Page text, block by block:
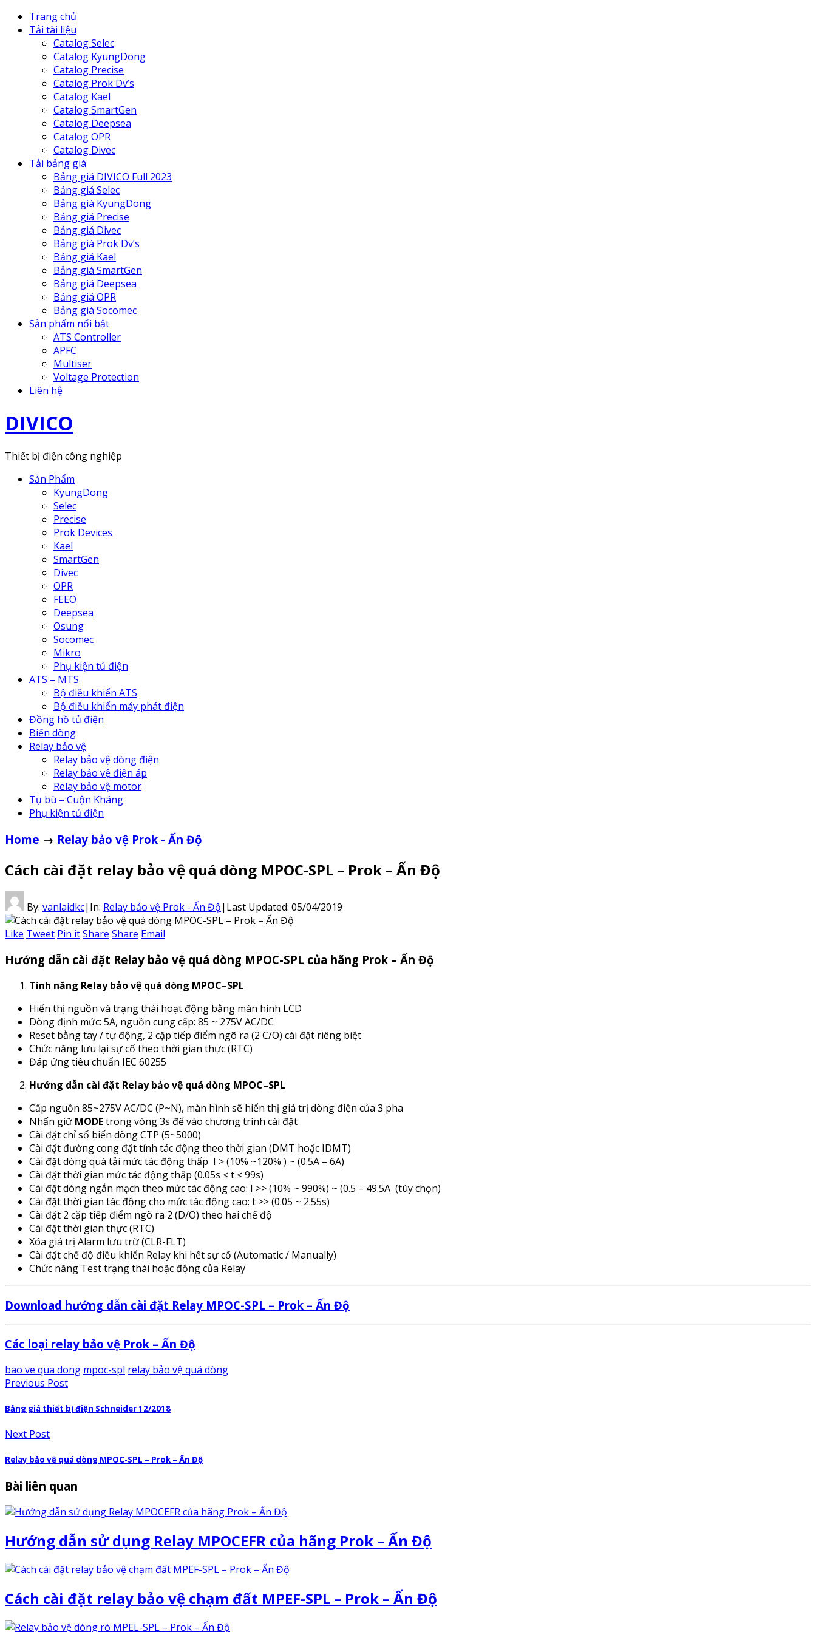
Trang chủ
Tải tài liệu
Catalog Selec
Catalog KyungDong
Catalog Precise
Catalog Prok Dv’s
Catalog Kael
Catalog SmartGen
Catalog Deepsea
Catalog OPR
Catalog Divec
Tải bảng giá
Bảng giá DIVICO Full 2023
Bảng giá Selec
Bảng giá KyungDong
Bảng giá Precise
Bảng giá Divec
Bảng giá Prok Dv’s
Bảng giá Kael
Bảng giá SmartGen
Bảng giá Deepsea
Bảng giá OPR
Bảng giá Socomec
Sản phẩm nổi bật
ATS Controller
APFC
Multiser
Voltage Protection
Liên hệ
DIVICO
Thiết bị điện công nghiệp
Sản Phẩm
KyungDong
Selec
Precise
Prok Devices
Kael
SmartGen
Divec
OPR
FEEO
Deepsea
Osung
Socomec
Mikro
Phụ kiện tủ điện
ATS – MTS
Bộ điều khiển ATS
Bộ điều khiển máy phát điện
Đồng hồ tủ điện
Biến dòng
Relay bảo vệ
Relay bảo vệ dòng điện
Relay bảo vệ điện áp
Relay bảo vệ motor
Tụ bù – Cuộn Kháng
Phụ kiện tủ điện
Home → Relay bảo vệ Prok - Ấn Độ
Cách cài đặt relay bảo vệ quá dòng MPOC-SPL – Prok – Ấn Độ
By: vanlaidkc| In: Relay bảo vệ Prok - Ấn Độ| Last Updated: 05/04/2019
Like Tweet Pin itShare Share Email
Hướng dẫn cài đặt Relay bảo vệ quá dòng MPOC-SPL của hãng Prok – Ấn Độ
Tính năng Relay bảo vệ quá dòng MPOC–SPL
Hiển thị nguồn và trạng thái hoạt động bằng màn hình LCD
Dòng định mức: 5A, nguồn cung cấp: 85 ~ 275V AC/DC
Reset bằng tay / tự động, 2 cặp tiếp điểm ngõ ra (2 C/O) cài đặt riêng biệt
Chức năng lưu lại sự cố theo thời gian thực (RTC)
Đáp ứng tiêu chuẩn IEC 60255
Hướng dẫn cài đặt Relaybảo vệ quá dòng MPOC–SPL
Cấp nguồn 85~275V AC/DC (P~N), màn hình sẽ hiển thị giá trị dòng điện của 3 pha
Nhấn giữ MODEtrong vòng 3s để vào chương trình cài đặt
Cài đặt chỉ số biến dòng CTP (5~5000)
Cài đặt đường cong đặt tính tác động theo thời gian (DMT hoặc IDMT)
Cài đặt dòng quá tải mức tác động thấp I > (10% ~120% ) ~ (0.5A – 6A)
Cài đặt thời gian mức tác động thấp (0.05s ≤ t ≤ 99s)
Cài đặt dòng ngắn mạch theo mức tác động cao: I >> (10% ~ 990%) ~ (0.5 – 49.5A (tùy chọn)
Cài đặt thời gian tác động cho mức tác động cao: t >> (0.05 ~ 2.55s)
Cài đặt 2 cặp tiếp điểm ngõ ra 2 (D/O) theo hai chế độ
Cài đặt thời gian thực (RTC)
Xóa giá trị Alarm lưu trữ (CLR-FLT)
Cài đặt chế độ điều khiển Relay khi hết sự cố (Automatic / Manually)
Chức năng Test trạng thái hoặc động của Relay
Download hướng dẫn cài đặt Relay MPOC-SPL – Prok – Ấn Độ
Các loại relay bảo vệ Prok – Ấn Độ
bao ve qua dong mpoc-spl relay bảo vệ quá dòng
Previous Post
Bảng giá thiết bị điện Schneider 12/2018
Next Post
Relay bảo vệ quá dòng MPOC-SPL – Prok – Ấn Độ
Bài liên quan
Hướng dẫn sử dụng Relay MPOCEFR của hãng Prok – Ấn Độ
Cách cài đặt relay bảo vệ chạm đất MPEF-SPL – Prok – Ấn Độ